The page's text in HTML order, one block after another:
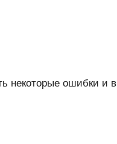
некоторые ошибки